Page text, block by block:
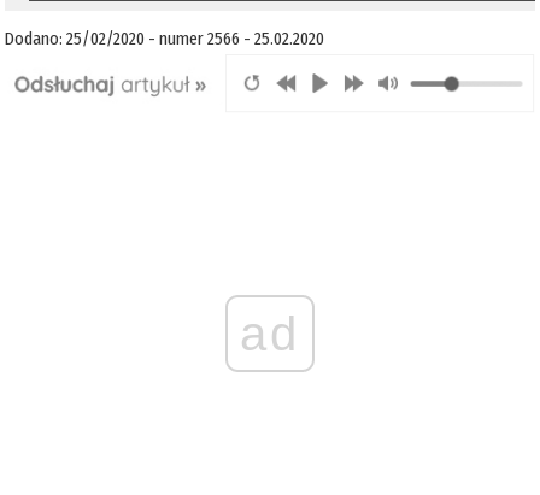
Dodano: 25/02/2020 - numer 2566 - 25.02.2020
ad